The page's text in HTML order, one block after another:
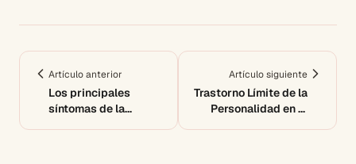
Artículo anterior
Los principales
síntomas de la
Artículo siguiente
Trastorno Límite de la
Personalidad en la